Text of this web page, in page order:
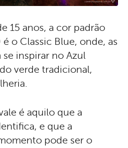
15 anos, a cor padrão
o Classic Blue, onde, as
inspirar no Azul
verde tradicional,
é aquilo que a
e que a
pode ser o